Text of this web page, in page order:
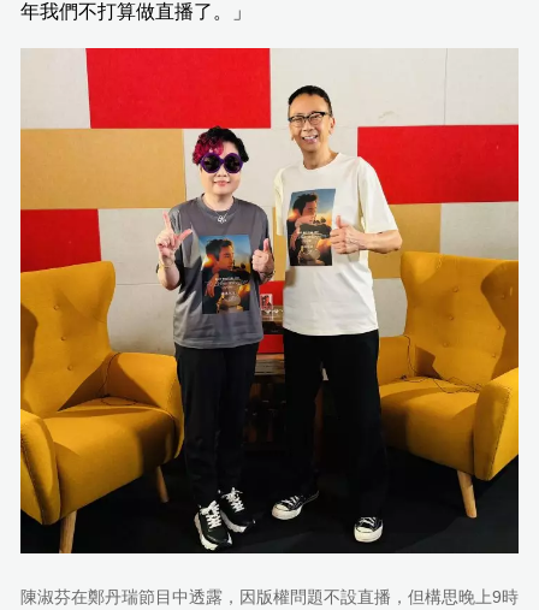
年我們不打算做直播了。」
陳淑芬在鄭丹瑞節目中透露，因版權問題不設直播，但構思晚上9時